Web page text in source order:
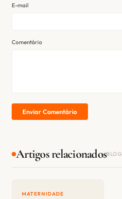
E-mail
Comentário
Enviar Comentário
Artigos relacionadosBLOG
MATERNIDADE